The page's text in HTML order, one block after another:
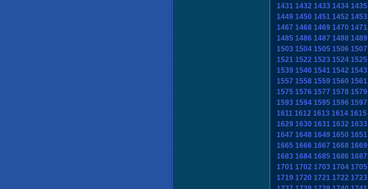
1431 1432 1433 1434 1435
1449 1450 1451 1452 1453
1467 1468 1469 1470 1471
1485 1486 1487 1488 1489
1503 1504 1505 1506 1507
1521 1522 1523 1524 1525
1539 1540 1541 1542 1543
1557 1558 1559 1560 1561
1575 1576 1577 1578 1579
1593 1594 1595 1596 1597
1611 1612 1613 1614 1615
1629 1630 1631 1632 1633
1647 1648 1649 1650 1651
1665 1666 1667 1668 1669
1683 1684 1685 1686 1687
1701 1702 1703 1704 1705
1719 1720 1721 1722 1723